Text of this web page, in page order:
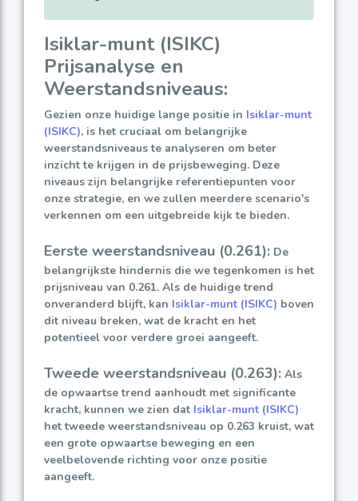
Isiklar-munt (ISIKC)
Prijsanalyse en
Weerstandsniveaus:
Gezien onze huidige lange positie in Isiklar-munt
(ISIKC), is het cruciaal om belangrijke
weerstandsniveaus te analyseren om beter
inzicht te krijgen in de prijsbeweging. Deze
niveaus zijn belangrijke referentiepunten voor
onze strategie, en we zullen meerdere scenario's
verkennen om een uitgebreide kijk te bieden.
Eerste weerstandsniveau (0.261): De
belangrijkste hindernis die we tegenkomen is het
prijsniveau van 0.261. Als de huidige trend
onveranderd blijft, kan Isiklar-munt (ISIKC) boven
dit niveau breken, wat de kracht en het
potentieel voor verdere groei aangeeft.
Tweede weerstandsniveau (0.263): Als
de opwaartse trend aanhoudt met significante
kracht, kunnen we zien dat Isiklar-munt (ISIKC)
het tweede weerstandsniveau op 0.263 kruist, wat
een grote opwaartse beweging en een
veelbelovende richting voor onze positie
aangeeft.